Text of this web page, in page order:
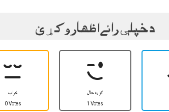
د خپلې رائے اظهار وکړئ
خراب
0 Votes
ګزاره حال
1 Votes